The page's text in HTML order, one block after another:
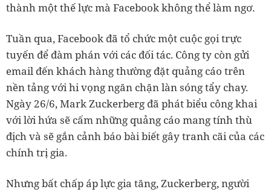
thành một thế lực mà Facebook không thể làm ngơ.
Tuần qua, Facebook đã tổ chức một cuộc gọi trực
tuyến để đàm phán với các đối tác. Công ty còn gửi
email đến khách hàng thường đặt quảng cáo trên
nền tảng với hi vọng ngăn chặn làn sóng tẩy chay.
Ngày 26/6, Mark Zuckerberg đã phát biểu công khai
với lời hứa sẽ cấm những quảng cáo mang tính thù
địch và sẽ gắn cảnh báo bài biết gây tranh cãi của các
chính trị gia.
Nhưng bất chấp áp lực gia tăng, Zuckerberg, người